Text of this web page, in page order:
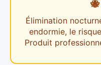
Élimination
endormie, le
Produit